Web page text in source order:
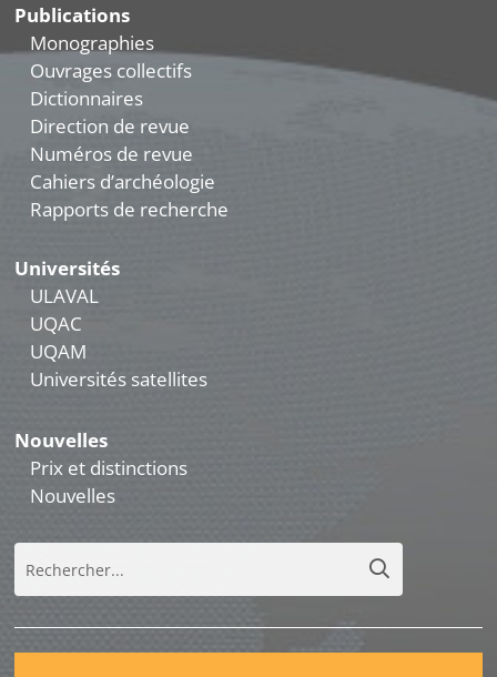
Publications
Monographies
Ouvrages collectifs
Dictionnaires
Direction de revue
Numéros de revue
Cahiers d’archéologie
Rapports de recherche
Universités
ULAVAL
UQAC
UQAM
Universités satellites
Nouvelles
Prix et distinctions
Nouvelles